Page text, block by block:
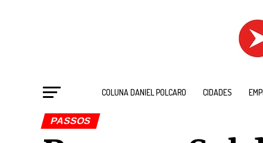
COLUNA DANIEL POLCARO CIDADES
PASSOS